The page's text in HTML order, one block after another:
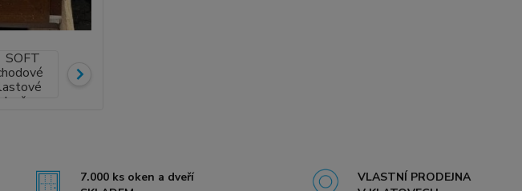
7.000 ks oken a dveří
VLASTNÍ PRODEJNA